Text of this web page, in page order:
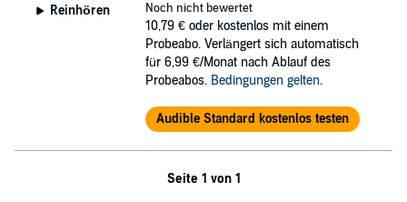
Reinhören
Noch nicht bewertet
10,79 € oder kostenlos mit einem
Probeabo. Verlängert sich automatisch
für 6,99 €/Monat nach Ablauf des
Probeabos. Bedingungen gelten.
Audible Standard kostenlos testen
Seite 1 von 1